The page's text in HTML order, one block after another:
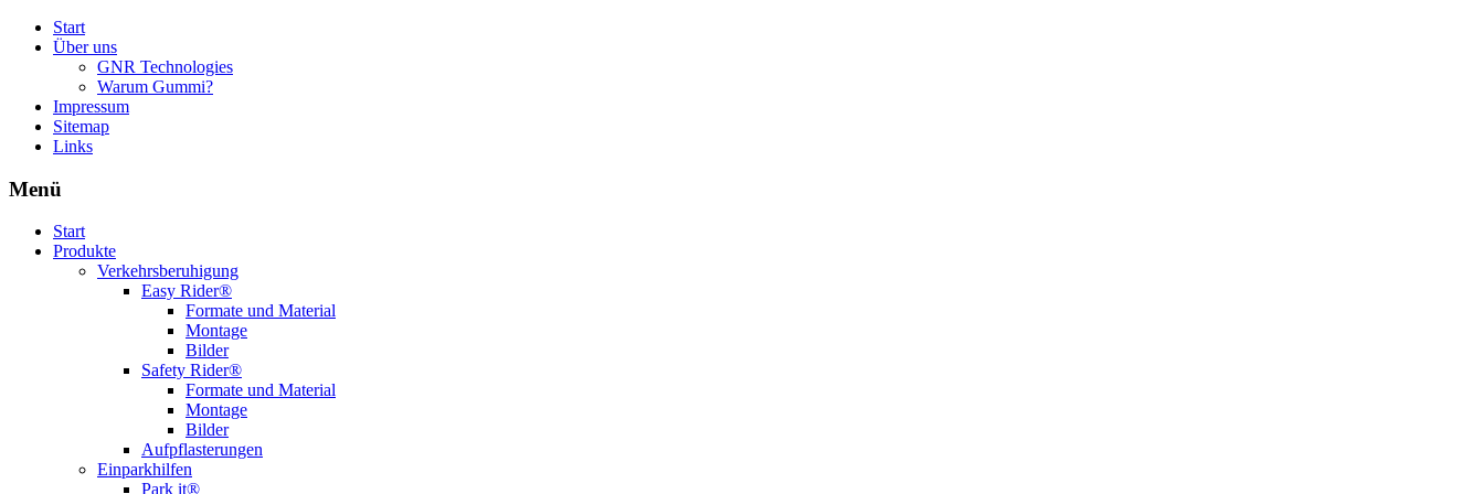
Start
Über uns
GNR Technologies
Warum Gummi?
Impressum
Sitemap
Links
Menü
Start
Produkte
Verkehrsberuhigung
Easy Rider®
Formate und Material
Montage
Bilder
Safety Rider®
Formate und Material
Montage
Bilder
Aufpflasterungen
Einparkhilfen
Park it®